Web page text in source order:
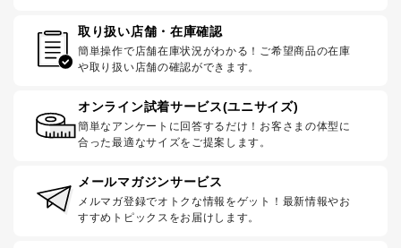
取り扱い店舗・在庫確認
簡単操作で店舗在庫状況がわかる！ご希望商品の在庫
や取り扱い店舗の確認ができます。
オンライン試着サービス(ユニサイズ)
簡単なアンケートに回答するだけ！お客さまの体型に
合った最適なサイズをご提案します。
メールマガジンサービス
メルマガ登録でオトクな情報をゲット！最新情報やお
すすめトピックスをお届けします。